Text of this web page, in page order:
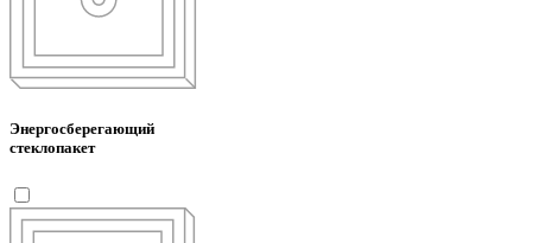
Энергосберегающий
стеклопакет